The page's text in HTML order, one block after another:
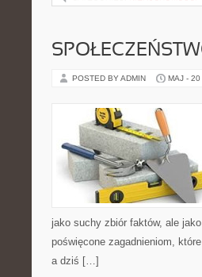
POSTED BY ADMIN MAJ -
jako suchy zbiór faktów, ale
poświęcone zagadnieniom,
a dziś […]